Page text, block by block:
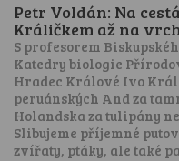
Petr Voldán: Na
Králičkem až na
S profesorem
Katedry biologie
Hradec Králové Ivo
peruánských And za
Holandska za tulipány
Slibujeme příjemné
zvířaty, ptáky, ale také